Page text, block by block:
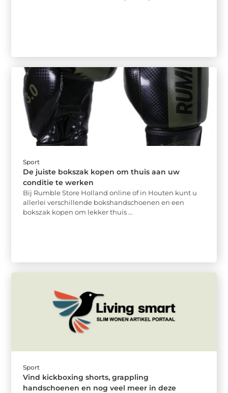
Sport
De juiste bokszak kopen om thuis aan uw
conditie te werken
Bij Rumble Store Holland online of in Houten kunt u
allerlei verschillende bokshandschoenen en een
bokszak kopen om lekker thuis ...
Sport
Vind kickboxing shorts, grappling
handschoenen en nog veel meer in deze